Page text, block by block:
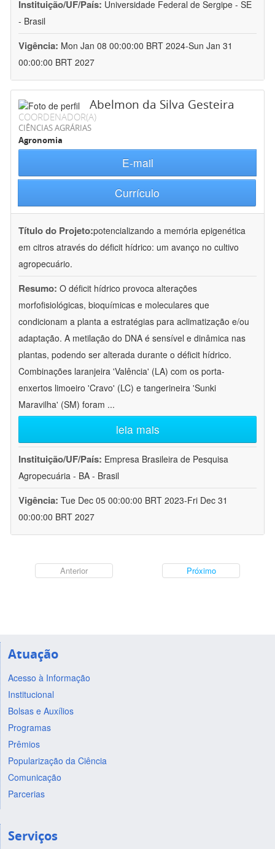
Instituição/UF/País: Universidade Federal de Sergipe - SE
- Brasil
Vigência: Mon Jan 08 00:00:00 BRT 2024-Sun Jan 31
00:00:00 BRT 2027
Abelmon da Silva Gesteira
COORDENADOR(A)
CIÊNCIAS AGRÁRIAS
Agronomia
E-mail
Currículo
Título do Projeto:potencializando a memória epigenética
em citros através do déficit hídrico: um avanço no cultivo
agropecuário.
Resumo: O déficit hídrico provoca alterações
morfofisiológicas, bioquímicas e moleculares que
condicionam a planta a estratégias para aclimatização e/ou
adaptação. A metilação do DNA é sensível e dinâmica nas
plantas, podendo ser alterada durante o déficit hídrico.
Combinações laranjeira 'Valência' (LA) com os porta-
enxertos limoeiro 'Cravo' (LC) e tangerineira 'Sunki
Maravilha' (SM) foram ...
leia mais
Instituição/UF/País: Empresa Brasileira de Pesquisa
Agropecuária - BA - Brasil
Vigência: Tue Dec 05 00:00:00 BRT 2023-Fri Dec 31
00:00:00 BRT 2027
Anterior Próximo
Atuação
Acesso à Informação
Institucional
Bolsas e Auxílios
Programas
Prêmios
Popularização da Ciência
Comunicação
Parcerias
Serviços